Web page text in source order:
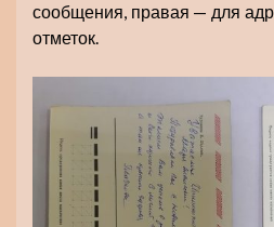
сообщения, правая — для
отметок.